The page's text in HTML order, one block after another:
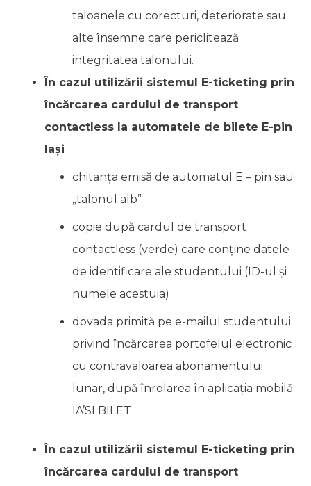
taloanele cu corecturi, deteriorate sau
alte însemne care periclitează
integritatea talonului.
În cazul utilizării sistemul E-ticketing prin
încărcarea cardului de transport
contactless la automatele de bilete E-pin
Iași
chitanța emisă de automatul E – pin sau
„talonul alb”
copie după cardul de transport
contactless (verde) care conține datele
de identificare ale studentului (ID-ul și
numele acestuia)
dovada primită pe e-mailul studentului
privind încărcarea portofelul electronic
cu contravaloarea abonamentului
lunar, după înrolarea în aplicația mobilă
IA’SI BILET
În cazul utilizării sistemul E-ticketing prin
încărcarea cardului de transport